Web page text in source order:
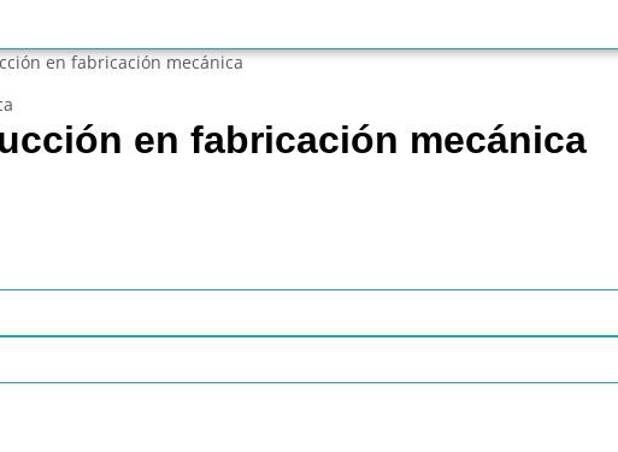
en fabricación mecánica
en fabricación mecánica